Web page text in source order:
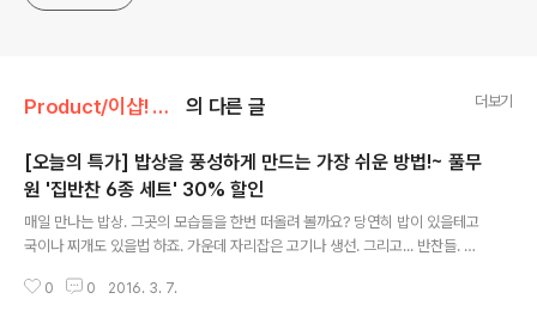
Product/이샵! 오늘의 특가 의 다른 글 더보기
[오늘의 특가] 밥상을 풍성하게 만드는 가장 쉬운 방법!~ 풀무
원 '집반찬 6종 세트' 30% 할인
매일 만나는 밥상. 그곳의 모습들을 한번 떠올려 볼까요? 당연히 밥이 있을테고
국이나 찌개도 있을법 하죠. 가운데 자리잡은 고기나 생선. 그리고... 반찬들. 밥
반찬! 오늘 풀반장이 소개해드릴 것이 바로 그 '집반찬' 인데요. 아니.. 풀무원에
0 0 2016. 3. 7.